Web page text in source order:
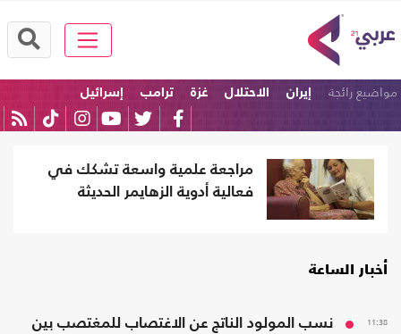
مواضيع رائجة إيران الاحتلال غزة ترامب
إسرائيل
مراجعة علمية واسعة تشكك في
فعالية أدوية الزهايمر الحديثة
أخبار الساعة
11:38
نسب المولود الناتج عن الاغتصاب للمغتصب بين